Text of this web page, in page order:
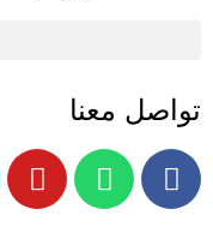
تواصل معنا